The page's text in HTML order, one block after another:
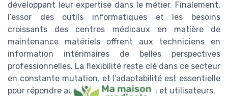
développant leur expertise dans le métier. Finalement,
l’essor des outils informatiques et les besoins
croissants des centres médicaux en matière de
maintenance matériels offrent aux techniciens en
information intérimaires de belles perspectives
professionnelles. La flexibilité reste clé dans ce secteur
en constante mutation, et l’adaptabilité est essentielle
pour répondre aux attentes des clients et utilisateurs.